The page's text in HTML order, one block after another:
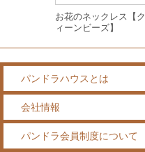
お花のネックレス【ク
ィーンビーズ】
パンドラハウスとは
会社情報
パンドラ会員制度について